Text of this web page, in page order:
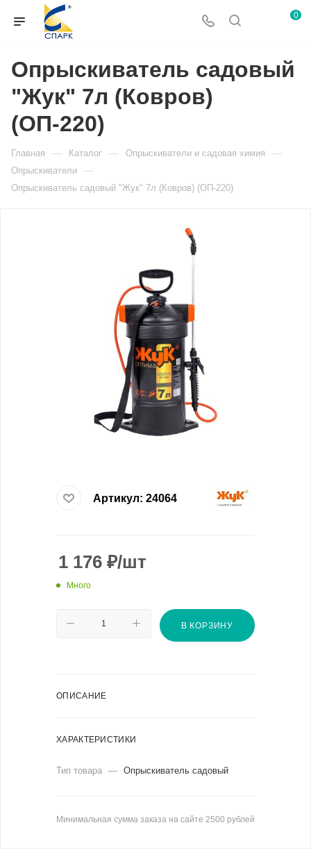
0
Опрыскиватель садовый
"Жук" 7л (Ковров)
(ОП-220)
Главная — Каталог — Опрыскиватели и садовая химия —
Опрыскиватели —
Опрыскиватель садовый "Жук" 7л (Ковров) (ОП-220)
Артикул: 24064
1 176 ₽/шт
Много
В КОРЗИНУ
ОПИСАНИЕ
ХАРАКТЕРИСТИКИ
Тип товара — Опрыскиватель садовый
Минимальная сумма заказа на сайте 2500 рублей